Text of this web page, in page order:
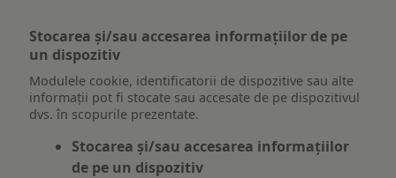
Stocarea și/sau accesarea informațiilor de pe
un dispozitiv
Modulele cookie, identificatorii de dispozitive sau alte
informații pot fi stocate sau accesate de pe dispozitivul
dvs. în scopurile prezentate.
Stocarea și/sau accesarea informațiilor
de pe un dispozitiv